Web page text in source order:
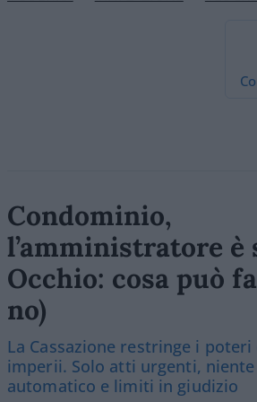
Condominio,
l’amministratore è
Occhio: cosa può
no)
La Cassazione restringe i
imperii. Solo atti urgenti,
automatico e limiti in giudizio